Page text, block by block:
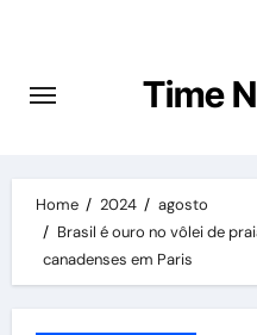
content
Time
Home 2024
agosto
Brasil é ouro no vôlei de
canadenses em Paris